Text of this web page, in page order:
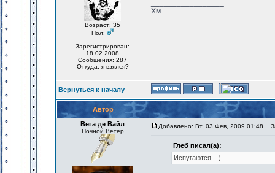
Возраст: 35
Пол:
Зарегистрирован:
18.02.2008
Сообщения: 287
Откуда: я взялся?
Хм.
Вернуться к началу
Автор
Вега де Вайл
Ночной Ветер
Добавлено: Вт, 03 Фев, 2009 01:48
Глеб писал(а):
Испугаются... )